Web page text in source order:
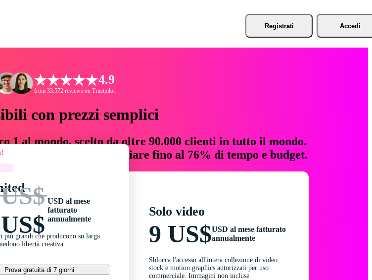
Registrati Accedi
4.9
from 33.572 reviews on Trustpilot
con prezzi semplici
1 al mondo, scelto da oltre 90.000 clienti in tutto il mondo.
che fanno risparmiare fino al 76% di tempo e budget.
USD al mese
fatturato
annualmente
più grandi che producono su larga
libertà creativa
Prova gratuita di 7 giorni
Solo video
9 US$USD al mese fatturato
annualmente
Sblocca l'accesso all'intera collezione di video
stock e motion graphics autorizzati per uso
commerciale. Immagini non incluse.